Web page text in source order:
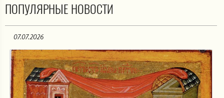
ПОПУЛЯРНЫЕ НОВОСТИ
07.07.2026